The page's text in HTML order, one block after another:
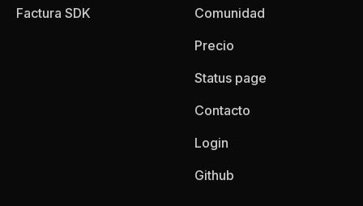
Factura SDK
Comunidad
Precio
Status page
Contacto
Login
Github